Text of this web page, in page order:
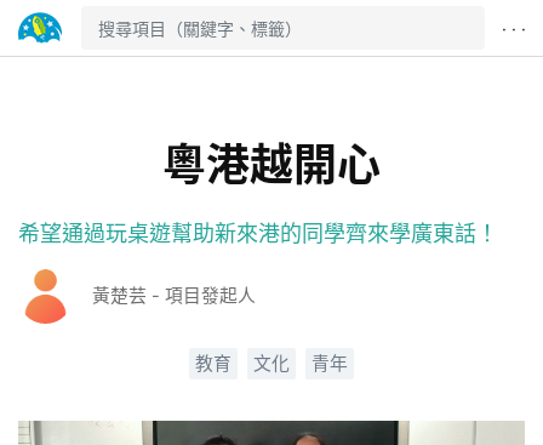
· · ·
粵港越開心
希望通過玩桌遊幫助新來港的同學齊來學廣東話！
黃楚芸 - 項目發起人
教育 文化 青年